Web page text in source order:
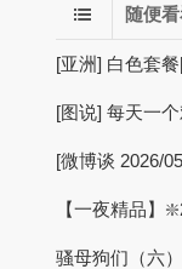
随便
[亚洲] 白色套
[图说] 每天一个
[微博谈 2026/
【一夜精品】
骚母狗们（六